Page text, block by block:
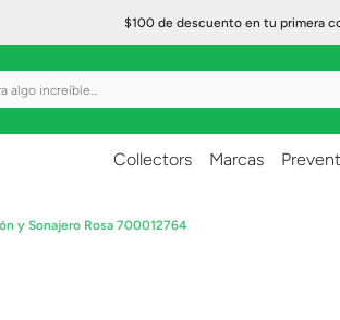
$100 de descuento en tu primera
algo increíble...
Collectors Marcas
y Sonajero Rosa 700012764